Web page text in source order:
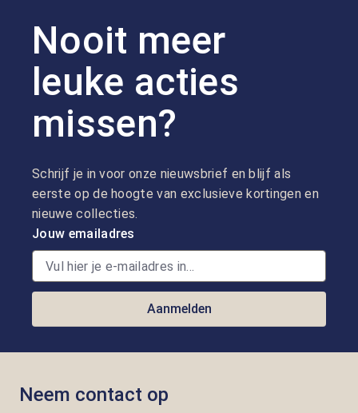
Nooit meer
leuke acties
missen?
Schrijf je in voor onze nieuwsbrief en blijf als
eerste op de hoogte van exclusieve kortingen en
nieuwe collecties.
Jouw emailadres
Aanmelden
Neem contact op